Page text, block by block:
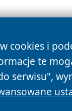
cookies i
te
serwisu",